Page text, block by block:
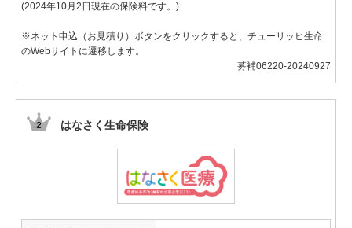
(2024年10月2日現在の保険料です。)
※ネット申込（お見積り）ボタンをクリックすると、チューリッヒ生命
のWebサイトに遷移します。
募補06220-20240927
はなさく生命保険